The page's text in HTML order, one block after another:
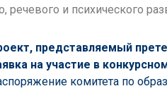
речевого и психического
представляемый
на участие в
комитета по